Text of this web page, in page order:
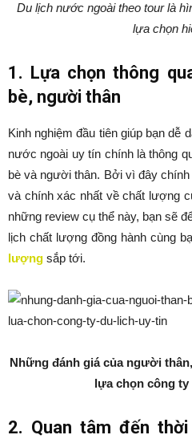
Du lịch nước ngoài theo tour là
lựa chọn
1. Lựa chọn thông
bè, người thân
Kinh nghiệm đầu tiên giúp bạn dễ
nước ngoài uy tín chính là thông
bè và người thân. Bởi vì đây
và chính xác nhất về chất lượng
những review cụ thể này, bạn sẽ
lịch chất lượng đồng hành cùng
lượng sắp tới.
Những đánh giá của người
lựa chọn công
2. Quan tâm đến